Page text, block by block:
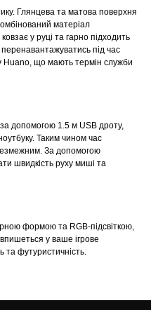
Глянцева та матова поверхня
матеріал
у руці та гарно підходить
під час
Huano, що мають термін служби
допомогою 1.5 м USB дроту,
Таким чином час
За допомогою
швидкість руху миші та
формою та RGB-підсвіткою,
у ваше ігрове
та футуристичність.